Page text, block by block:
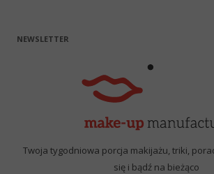
NEWSLETTER
Twoja tygodniowa porcja makijażu, triki,
się i bądź na bieżąco